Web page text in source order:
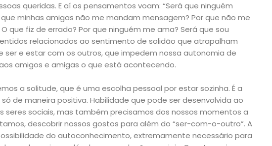
queridas. E aí os pensamentos voam: “Será que ninguém
minhas amigas não me mandam mensagem? Por que não me
que fiz de errado? Por que ninguém me ama? Será que sou
relacionados ao sentimento de solidão que atrapalham
ser e estar com os outros, que impedem nossa autonomia de
amigos e amigas o que está acontecendo.
a solitude, que é uma escolha pessoal por estar sozinha. É a
de maneira positiva. Habilidade que pode ser desenvolvida ao
seres sociais, mas também precisamos dos nossos momentos a
descobrir nossos gostos para além do “ser-com-o-outro”. A
do autoconhecimento, extremamente necessário para